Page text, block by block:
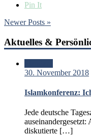
Pin It
Newer Posts »
Aktuelles &
30. November 2018
Islamkonferenz:
Jede deutsche
diskutierte […]